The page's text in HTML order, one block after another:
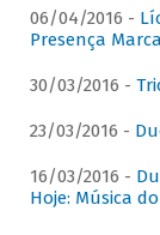
06/04/2016 -
Presença
30/03/2016 -
23/03/2016 -
16/03/2016 -
Hoje: Música